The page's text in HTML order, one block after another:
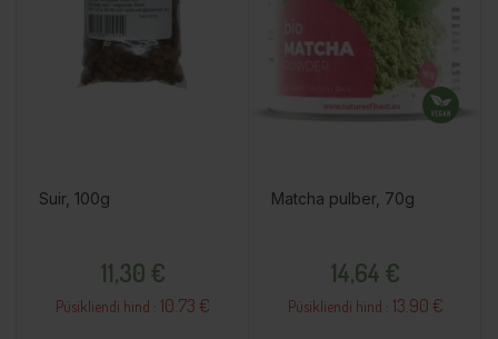
Suir, 100g
11,30 €
Püsikliendi hind : 10.73 €
Matcha pulber, 70g
14,64 €
Püsikliendi hind : 13.90 €